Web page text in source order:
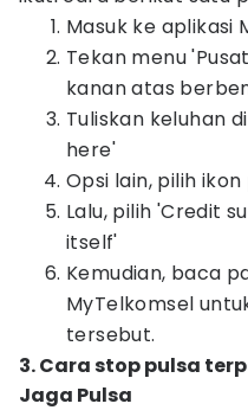
Masuk ke aplikasi
Tekan menu
kanan atas
Tuliskan keluhan
here'
Opsi lain, pilih
Lalu, pilih 'Credit
itself'
Kemudian, baca
MyTelkomsel
tersebut.
3. Cara stop pulsa
Jaga Pulsa